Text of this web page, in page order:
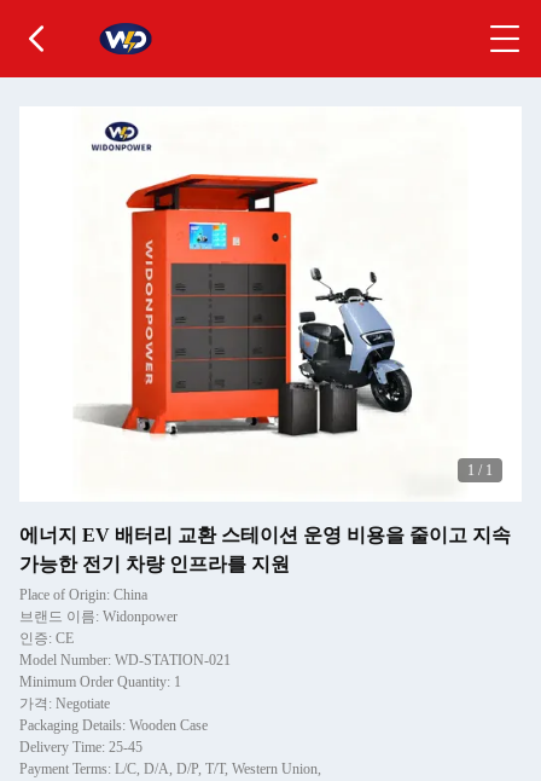
1 / 1
에너지 EV 배터리 교환 스테이션 운영 비용을 줄이고 지속
가능한 전기 차량 인프라를 지원
Place of Origin: China
브랜드 이름: Widonpower
인증: CE
Model Number: WD-STATION-021
Minimum Order Quantity: 1
가격: Negotiate
Packaging Details: Wooden Case
Delivery Time: 25-45
Payment Terms: L/C, D/A, D/P, T/T, Western Union,